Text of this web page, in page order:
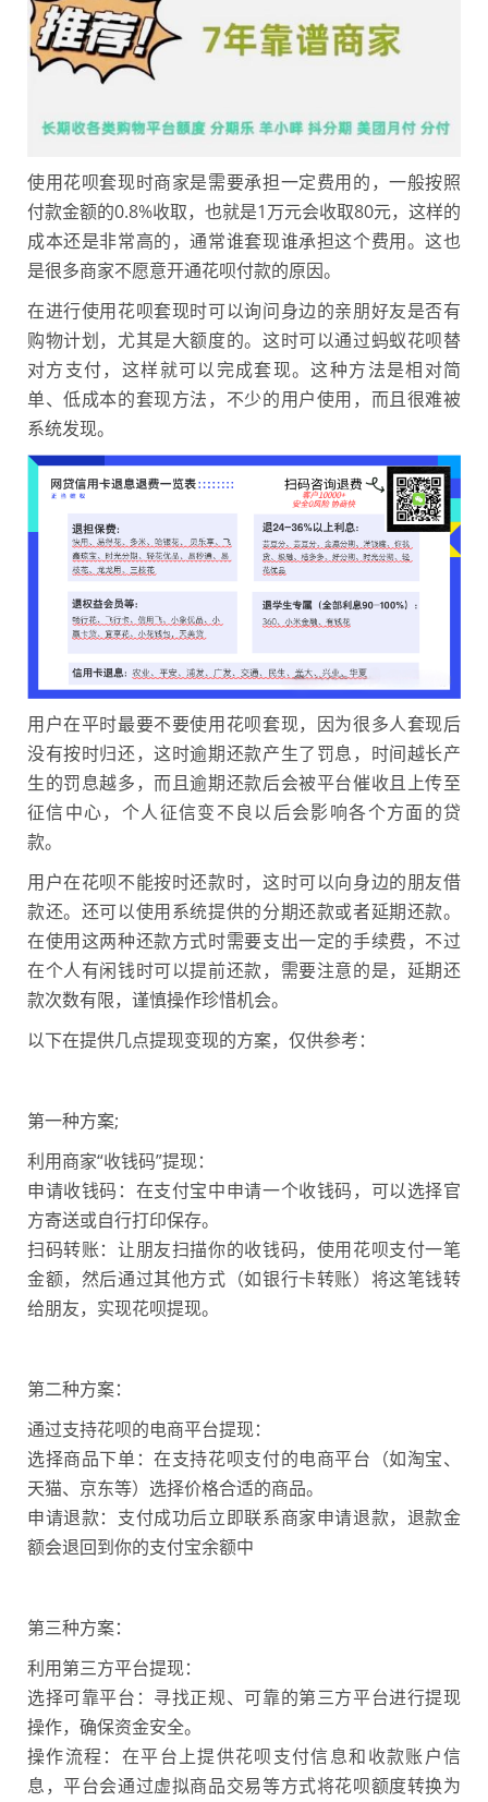
使用花呗套现时商家是需要承担一定费用的，一般按照
付款金额的0.8%收取，也就是1万元会收取80元，这样的
成本还是非常高的，通常谁套现谁承担这个费用。这也
是很多商家不愿意开通花呗付款的原因。
在进行使用花呗套现时可以询问身边的亲朋好友是否有
购物计划，尤其是大额度的。这时可以通过蚂蚁花呗替
对方支付，这样就可以完成套现。这种方法是相对简
单、低成本的套现方法，不少的用户使用，而且很难被
系统发现。
用户在平时最要不要使用花呗套现，因为很多人套现后
没有按时归还，这时逾期还款产生了罚息，时间越长产
生的罚息越多，而且逾期还款后会被平台催收且上传至
征信中心，个人征信变不良以后会影响各个方面的贷
款。
用户在花呗不能按时还款时，这时可以向身边的朋友借
款还。还可以使用系统提供的分期还款或者延期还款。
在使用这两种还款方式时需要支出一定的手续费，不过
在个人有闲钱时可以提前还款，需要注意的是，延期还
款次数有限，谨慎操作珍惜机会。
以下在提供几点提现变现的方案，仅供参考：
第一种方案;
利用商家“收钱码”提现：
申请收钱码：在支付宝中申请一个收钱码，可以选择官
方寄送或自行打印保存。
扫码转账：让朋友扫描你的收钱码，使用花呗支付一笔
金额，然后通过其他方式（如银行卡转账）将这笔钱转
给朋友，实现花呗提现。
第二种方案：
通过支持花呗的电商平台提现：
选择商品下单：在支持花呗支付的电商平台（如淘宝、
天猫、京东等）选择价格合适的商品。
申请退款：支付成功后立即联系商家申请退款，退款金
额会退回到你的支付宝余额中
第三种方案：
利用第三方平台提现：
选择可靠平台：寻找正规、可靠的第三方平台进行提现
操作，确保资金安全。
操作流程：在平台上提供花呗支付信息和收款账户信
息，平台会通过虚拟商品交易等方式将花呗额度转换为